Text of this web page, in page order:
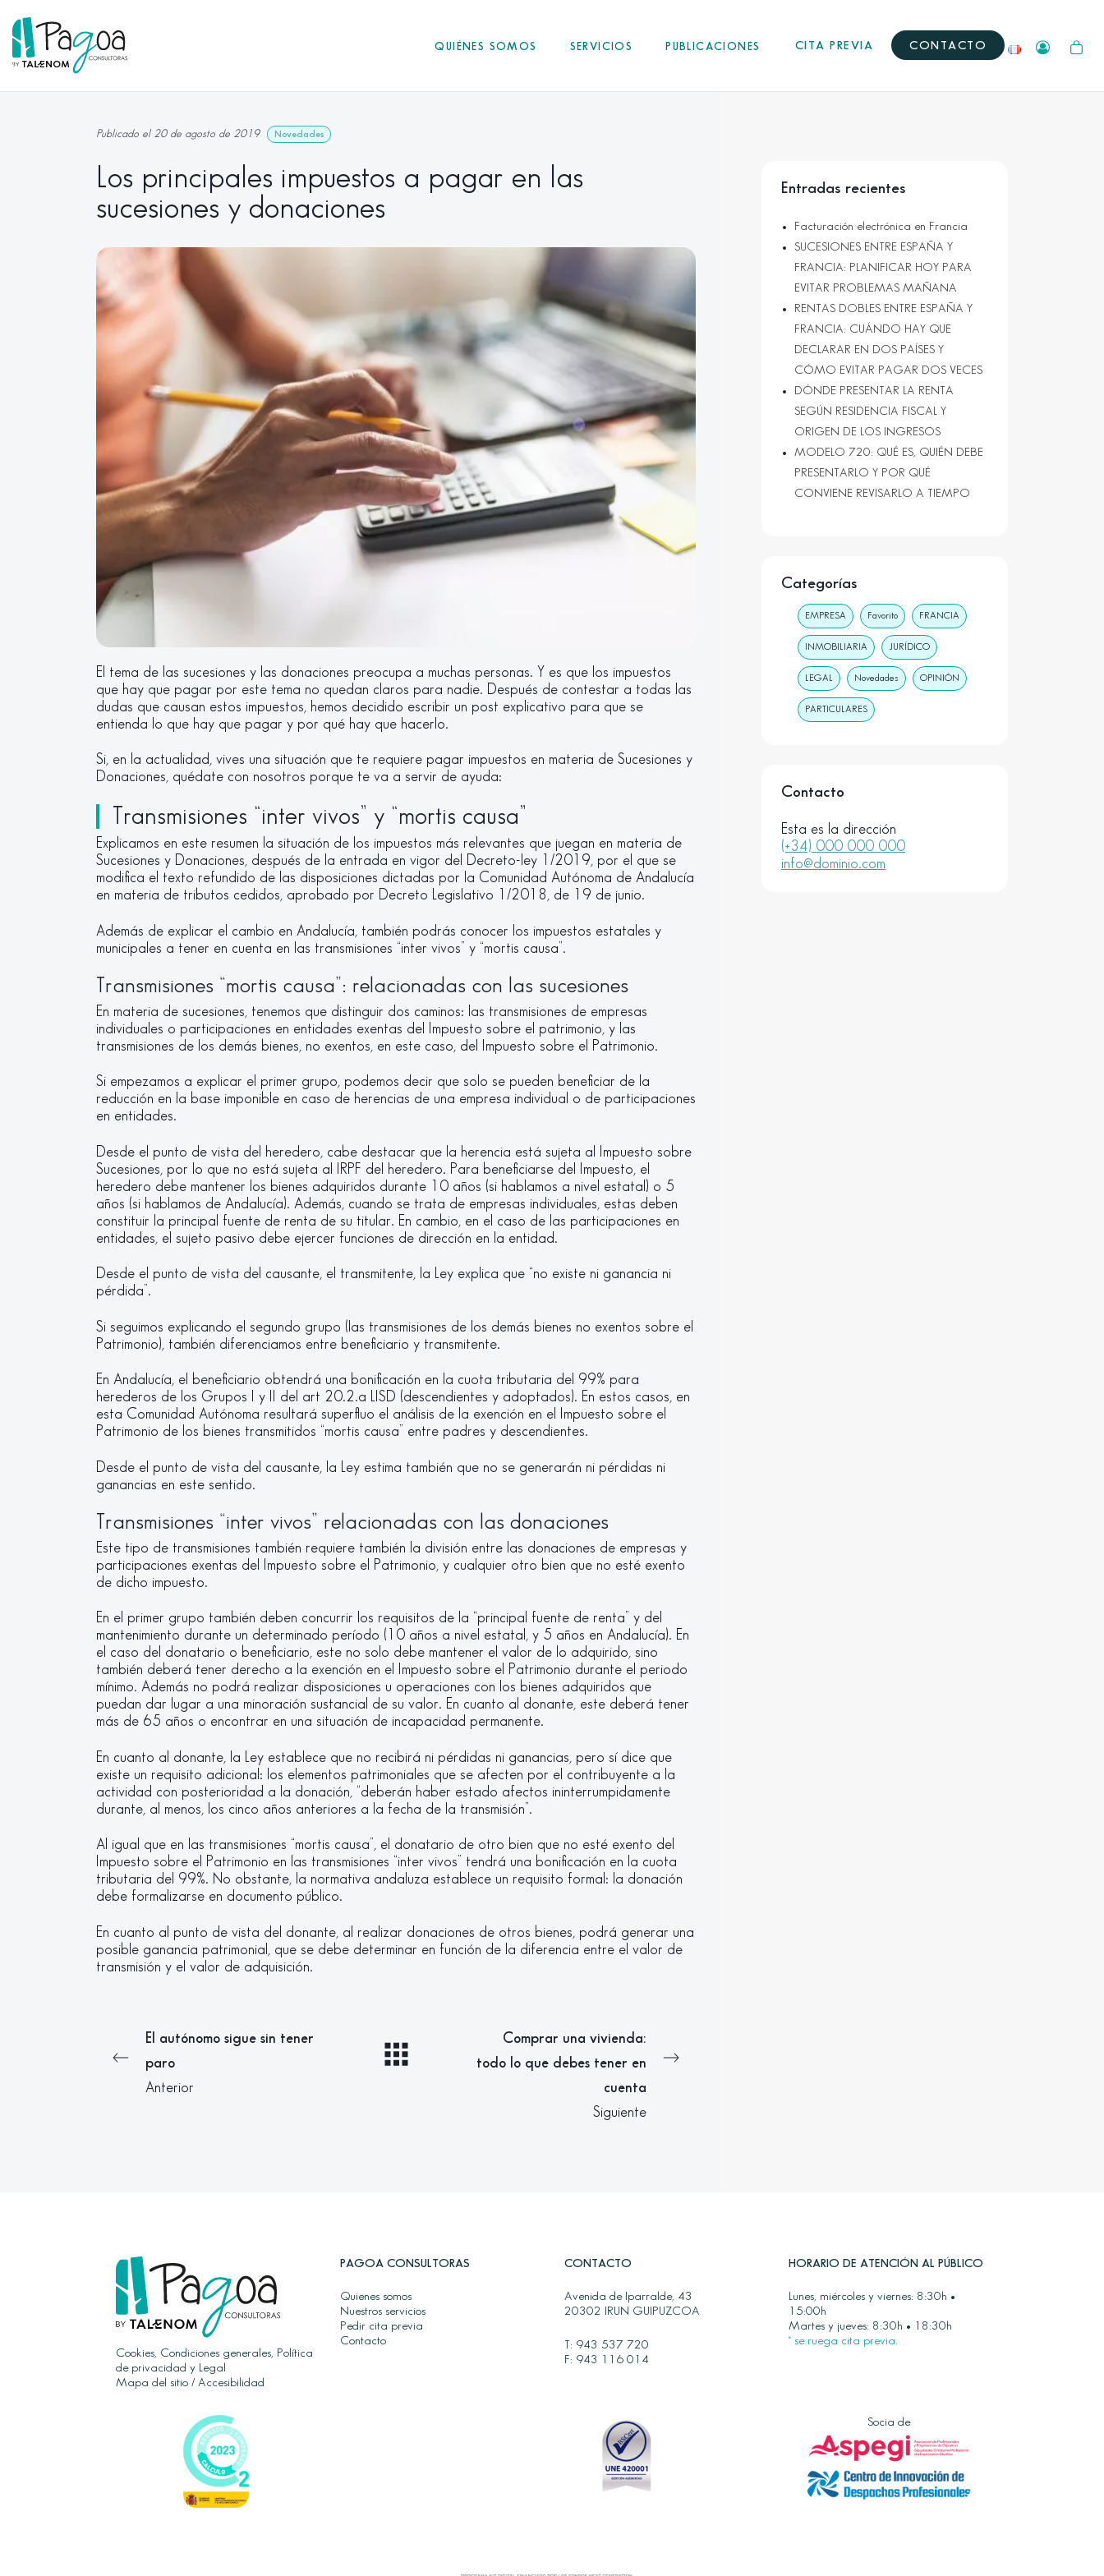
QUIÉNES SOMOS SERVICIOS PUBLICACIONES CITA PREVIA CONTACTO
Publicado el 20 de agosto de 2019 Novedades
Los principales impuestos a pagar en las
sucesiones y donaciones
El tema de las sucesiones y las donaciones preocupa a muchas personas. Y es que los impuestos
que hay que pagar por este tema no quedan claros para nadie. Después de contestar a todas las
dudas que causan estos impuestos, hemos decidido escribir un post explicativo para que se
entienda lo que hay que pagar y por qué hay que hacerlo.
Si, en la actualidad, vives una situación que te requiere pagar impuestos en materia de Sucesiones y
Donaciones, quédate con nosotros porque te va a servir de ayuda:
Transmisiones “inter vivos” y “mortis causa”
Explicamos en este resumen la situación de los impuestos más relevantes que juegan en materia de
Sucesiones y Donaciones, después de la entrada en vigor del Decreto-ley 1/2019, por el que se
modifica el texto refundido de las disposiciones dictadas por la Comunidad Autónoma de Andalucía
en materia de tributos cedidos, aprobado por Decreto Legislativo 1/2018, de 19 de junio.
Además de explicar el cambio en Andalucía, también podrás conocer los impuestos estatales y
municipales a tener en cuenta en las transmisiones “inter vivos” y “mortis causa”.
Transmisiones “mortis causa”: relacionadas con las sucesiones
En materia de sucesiones, tenemos que distinguir dos caminos: las transmisiones de empresas
individuales o participaciones en entidades exentas del Impuesto sobre el patrimonio, y las
transmisiones de los demás bienes, no exentos, en este caso, del Impuesto sobre el Patrimonio.
Si empezamos a explicar el primer grupo, podemos decir que solo se pueden beneficiar de la
reducción en la base imponible en caso de herencias de una empresa individual o de participaciones
en entidades.
Desde el punto de vista del heredero, cabe destacar que la herencia está sujeta al Impuesto sobre
Sucesiones, por lo que no está sujeta al IRPF del heredero. Para beneficiarse del Impuesto, el
heredero debe mantener los bienes adquiridos durante 10 años (si hablamos a nivel estatal) o 5
años (si hablamos de Andalucía). Además, cuando se trata de empresas individuales, estas deben
constituir la principal fuente de renta de su titular. En cambio, en el caso de las participaciones en
entidades, el sujeto pasivo debe ejercer funciones de dirección en la entidad.
Desde el punto de vista del causante, el transmitente, la Ley explica que “no existe ni ganancia ni
pérdida”.
Si seguimos explicando el segundo grupo (las transmisiones de los demás bienes no exentos sobre el
Patrimonio), también diferenciamos entre beneficiario y transmitente.
En Andalucía, el beneficiario obtendrá una bonificación en la cuota tributaria del 99% para
herederos de los Grupos I y II del art 20.2.a LISD (descendientes y adoptados). En estos casos, en
esta Comunidad Autónoma resultará superfluo el análisis de la exención en el Impuesto sobre el
Patrimonio de los bienes transmitidos “mortis causa” entre padres y descendientes.
Desde el punto de vista del causante, la Ley estima también que no se generarán ni pérdidas ni
ganancias en este sentido.
Transmisiones “inter vivos” relacionadas con las donaciones
Este tipo de transmisiones también requiere también la división entre las donaciones de empresas y
participaciones exentas del Impuesto sobre el Patrimonio, y cualquier otro bien que no esté exento
de dicho impuesto.
En el primer grupo también deben concurrir los requisitos de la “principal fuente de renta” y del
mantenimiento durante un determinado período (10 años a nivel estatal, y 5 años en Andalucía). En
el caso del donatario o beneficiario, este no solo debe mantener el valor de lo adquirido, sino
también deberá tener derecho a la exención en el Impuesto sobre el Patrimonio durante el periodo
mínimo. Además no podrá realizar disposiciones u operaciones con los bienes adquiridos que
puedan dar lugar a una minoración sustancial de su valor. En cuanto al donante, este deberá tener
más de 65 años o encontrar en una situación de incapacidad permanente.
En cuanto al donante, la Ley establece que no recibirá ni pérdidas ni ganancias, pero sí dice que
existe un requisito adicional: los elementos patrimoniales que se afecten por el contribuyente a la
actividad con posterioridad a la donación, “deberán haber estado afectos ininterrumpidamente
durante, al menos, los cinco años anteriores a la fecha de la transmisión”.
Al igual que en las transmisiones “mortis causa”, el donatario de otro bien que no esté exento del
Impuesto sobre el Patrimonio en las transmisiones “inter vivos” tendrá una bonificación en la cuota
tributaria del 99%. No obstante, la normativa andaluza establece un requisito formal: la donación
debe formalizarse en documento público.
En cuanto al punto de vista del donante, al realizar donaciones de otros bienes, podrá generar una
posible ganancia patrimonial, que se debe determinar en función de la diferencia entre el valor de
transmisión y el valor de adquisición.
El autónomo sigue sin tener
paro
Anterior
Comprar una vivienda:
todo lo que debes tener en
cuenta
Siguiente
Entradas recientes
Facturación electrónica en Francia
SUCESIONES ENTRE ESPAÑA Y
FRANCIA: PLANIFICAR HOY PARA
EVITAR PROBLEMAS MAÑANA
RENTAS DOBLES ENTRE ESPAÑA Y
FRANCIA: CUÁNDO HAY QUE
DECLARAR EN DOS PAÍSES Y
CÓMO EVITAR PAGAR DOS VECES
DÓNDE PRESENTAR LA RENTA
SEGÚN RESIDENCIA FISCAL Y
ORIGEN DE LOS INGRESOS
MODELO 720: QUÉ ES, QUIÉN DEBE
PRESENTARLO Y POR QUÉ
CONVIENE REVISARLO A TIEMPO
Categorías
EMPRESA Favorito FRANCIA
INMOBILIARIA JURÍDICO
LEGAL Novedades OPINIÓN
PARTICULARES
Contacto
Esta es la dirección
(+34) 000 000 000
info@dominio.com
Cookies, Condiciones generales, Política
de privacidad y Legal
Mapa del sitio / Accesibilidad
PAGOA CONSULTORAS
Quienes somos
Nuestros servicios
Pedir cita previa
Contacto
CONTACTO
Avenida de Iparralde, 43
20302 IRUN GUIPUZCOA
T: 943 537 720
F: 943 116 014
HORARIO DE ATENCIÓN AL PÚBLICO
Lunes, miércoles y viernes: 8:30h •
15:00h
Martes y jueves: 8:30h • 18:30h
* se ruega cita previa.
Socia de